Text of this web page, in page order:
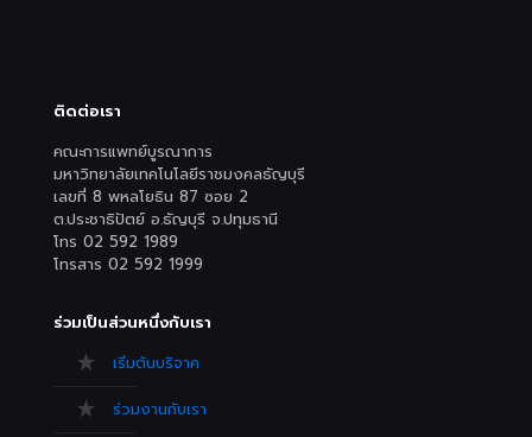
ติดต่อเรา
คณะการแพทย์บูรณาการ
มหาวิทยาลัยเทคโนโลยีราชมงคลธัญบุรี
เลขที่ 8 พหลโยธิน 87 ซอย 2
ต.ประชาธิปัตย์ อ.ธัญบุรี จ.ปทุมธานี
โทร 02 592 1989
โทรสาร 02 592 1999
ร่วมเป็นส่วนหนึ่งกับเรา
เริ่มต้นบริจาค
ร่วมงานกับเรา